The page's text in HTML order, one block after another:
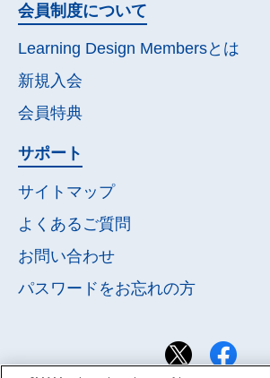
会員制度について
Learning Design Membersとは
新規入会
会員特典
サポート
サイトマップ
よくあるご質問
お問い合わせ
パスワードをお忘れの方